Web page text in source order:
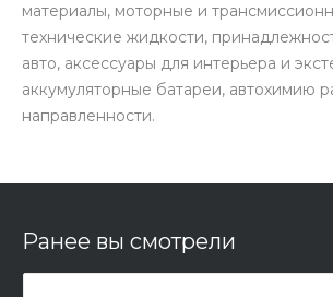
материалы, моторные и
технические жидкости,
авто, аксессуары для интерьера и
аккумуляторные батареи, автохимию
направленности.
Ранее вы смотрели